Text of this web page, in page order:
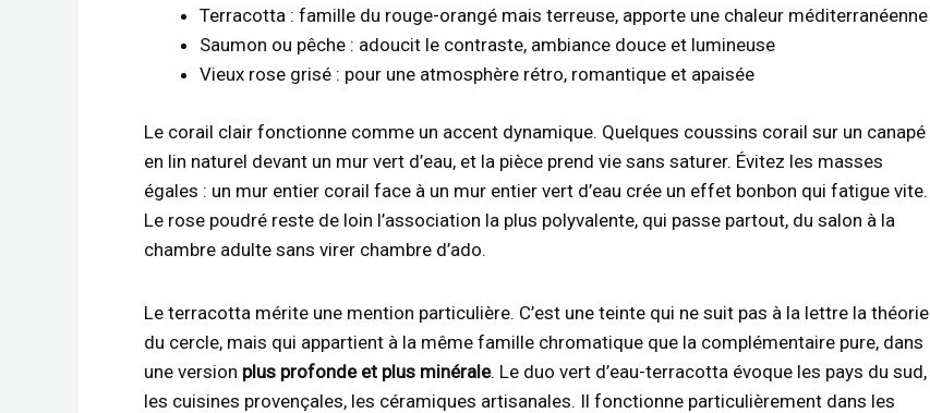
Terracotta : famille du rouge-orangé mais terreuse, apporte une chaleur méditerranéenne
Saumon ou pêche : adoucit le contraste, ambiance douce et lumineuse
Vieux rose grisé : pour une atmosphère rétro, romantique et apaisée
Le corail clair fonctionne comme un accent dynamique. Quelques coussins corail sur un canapé
en lin naturel devant un mur vert d’eau, et la pièce prend vie sans saturer. Évitez les masses
égales : un mur entier corail face à un mur entier vert d’eau crée un effet bonbon qui fatigue vite.
Le rose poudré reste de loin l’association la plus polyvalente, qui passe partout, du salon à la
chambre adulte sans virer chambre d’ado.
Le terracotta mérite une mention particulière. C’est une teinte qui ne suit pas à la lettre la théorie
du cercle, mais qui appartient à la même famille chromatique que la complémentaire pure, dans
une version plus profonde et plus minérale. Le duo vert d’eau-terracotta évoque les pays du sud,
les cuisines provençales, les céramiques artisanales. Il fonctionne particulièrement dans les